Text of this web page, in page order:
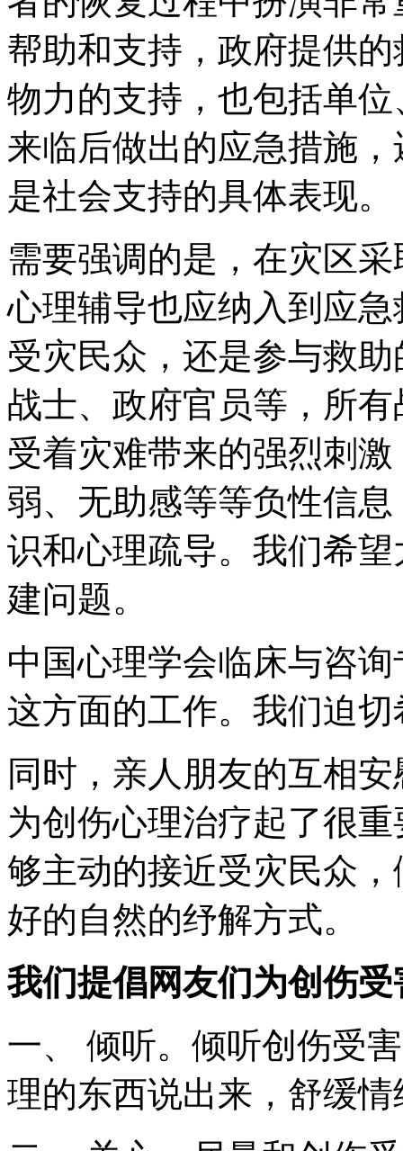
帮助和支持，政府提供
物力的支持，也包括单
来临后做出的应急措施
是社会支持的具体表现。
需要强调的是，在灾区
心理辅导也应纳入到应
受灾民众，还是参与救
战士、政府官员等，所
受着灾难带来的强烈刺
弱、无助感等等负性信
识和心理疏导。我们希
建问题。
中国心理学会临床与咨
这方面的工作。我们迫
同时，亲人朋友的互相
为创伤心理治疗起了很
够主动的接近受灾民众
好的自然的纾解方式。
我们提倡网友们为创伤
一、 倾听。倾听创伤受
理的东西说出来，舒缓情